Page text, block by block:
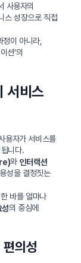
사용자의
스 성장으로 직접
이 아니라,
션’의
서비스
용자가 서비스를
니다.
와 인터랙션
성을 결정짓는
바를 얼마나
성의 중심에
편의성